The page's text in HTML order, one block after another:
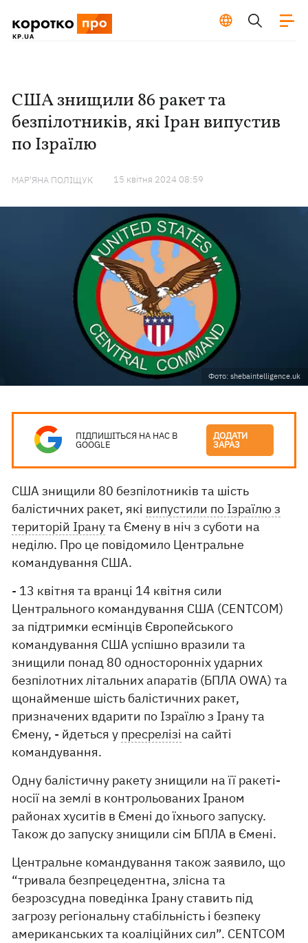
США знищили 86 ракет та
безпілотників, які Іран випустив
по Ізраїлю
МАР'ЯНА ПОЛІЩУК 15 квiтня 2024 08:59
Фото: shebaintelligence.uk
ПІДПИШІТЬСЯ НА НАС В
GOOGLE
ДОДАТИ
ЗАРАЗ
США знищили 80 безпілотників та шість
балістичних ракет, які випустили по Ізраїлю з
територій Іранута Ємену в ніч з суботи на
неділю. Про це повідомило Центральне
командування США.
- 13 квітня та вранці 14 квітня сили
Центрального командування США (CENTCOM)
за підтримки есмінців Європейського
командування США успішно вразили та
знищили понад 80 односторонніх ударних
безпілотних літальних апаратів (БПЛА OWA) та
щонайменше шість балістичних ракет,
призначених вдарити по Ізраїлю з Ірану та
Ємену, - йдеться у пресрелізі на сайті
командування.
Одну балістичну ракету знищили на її ракеті-
носії на землі в контрольованих Іраном
районах хуситів в Ємені до їхнього запуску.
Також до запуску знищили сім БПЛА в Ємені.
Центральне командування також заявило, що
“тривала безпрецедентна, злісна та
безрозсудна поведінка Ірану ставить під
загрозу регіональну стабільність і безпеку
американських та коаліційних сил”. CENTCOM